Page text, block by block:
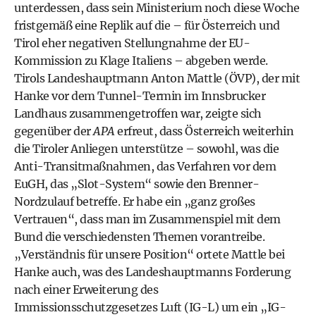
unterdessen, dass sein Ministerium noch diese Woche
fristgemäß eine Replik auf die – für Österreich und
Tirol eher negativen Stellungnahme der EU-
Kommission zu Klage Italiens – abgeben werde.
Tirols Landeshauptmann Anton Mattle (ÖVP), der mit
Hanke vor dem Tunnel-Termin im Innsbrucker
Landhaus zusammengetroffen war, zeigte sich
gegenüber derAPAerfreut, dass Österreich weiterhin
die Tiroler Anliegen unterstütze – sowohl, was die
Anti-Transitmaßnahmen, das Verfahren vor dem
EuGH, das „Slot-System“ sowie den Brenner-
Nordzulauf betreffe. Er habe ein „ganz großes
Vertrauen“, dass man im Zusammenspiel mit dem
Bund die verschiedensten Themen vorantreibe.
„Verständnis für unsere Position“ ortete Mattle bei
Hanke auch, was des Landeshauptmanns Forderung
nach einer Erweiterung des
Immissionsschutzgesetzes Luft (IG-L) um ein „IG-